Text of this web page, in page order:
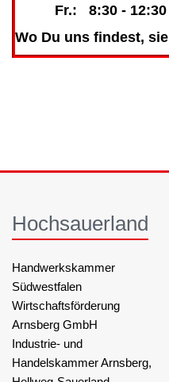
Fr.: 8:30 - 12:30
Wo Du uns findest,
Hochsauerland
Handwerkskammer
Südwestfalen
Wirtschaftsförderung
Arnsberg GmbH
Industrie- und
Handelskammer Arnsberg,